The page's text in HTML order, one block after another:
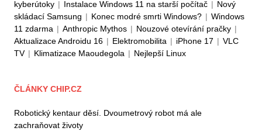
kyberútoky | Instalace Windows 11 na starší počítač | Nový
skládací Samsung | Konec modré smrti Windows? | Windows
11 zdarma | Anthropic Mythos | Nouzové otevírání pračky |
Aktualizace Androidu 16 | Elektromobilita | iPhone 17 | VLC
TV | Klimatizace Maoudegola | Nejlepší Linux
ČLÁNKY CHIP.CZ
Robotický kentaur děsí. Dvoumetrový robot má ale
zachraňovat životy